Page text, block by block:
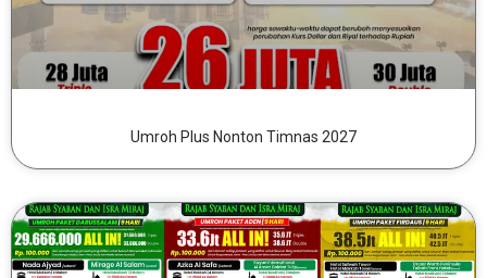
Umroh Plus Nonton Timnas 2027